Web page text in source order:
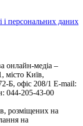
і персональних даних
онлайн-медіа –
місто Київ,
офіс 208/1 E-mail:
044-205-43-00
розміщених на
на